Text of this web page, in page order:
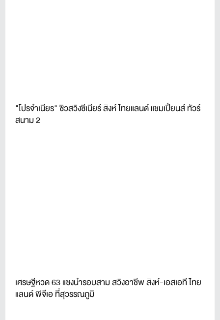
"โปรจำเนียร" ซิวสวิงซีเนียร์ สิงห์ ไทยแลนด์ แชมเปี้ยนส์ ทัวร์
สนาม 2
เศรษฐีหวด 63 แซงนำรอบสาม สวิงอาชีพ สิงห์-เอสเอที ไทย
แลนด์ พีจีเอ ที่สุวรรณภูมิ